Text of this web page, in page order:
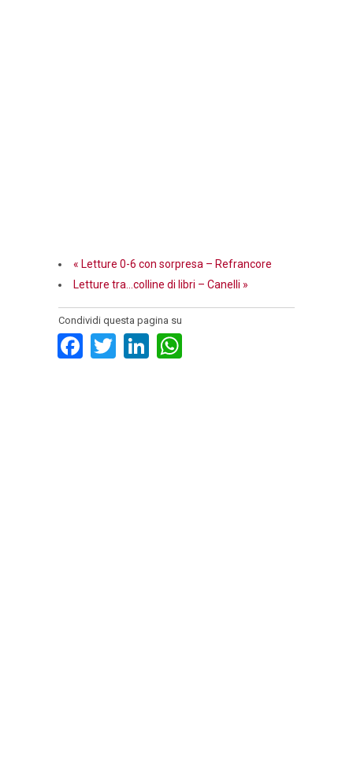
« Letture 0-6 con sorpresa – Refrancore
Letture tra…colline di libri – Canelli »
Condividi questa pagina su
Facebook
TwitterLinkedIn